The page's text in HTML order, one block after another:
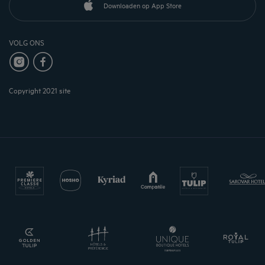
Downloaden op App Store
VOLG ONS
Copyright 2021 site